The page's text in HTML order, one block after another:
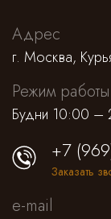
Адрес
г. Москва,
Режим работы
Будни 10:00 –
+7
Заказать
e-mail
Saint Laurent
Loro Piana
Платья,сарафаны
Alessandra Rich
Antonino Valenti
Lemaire
Jacquemus
Missoni
Брюки
Штаны и кюлоты
Шорты
Спортивные штаны
Нижнее белье
Костюмы